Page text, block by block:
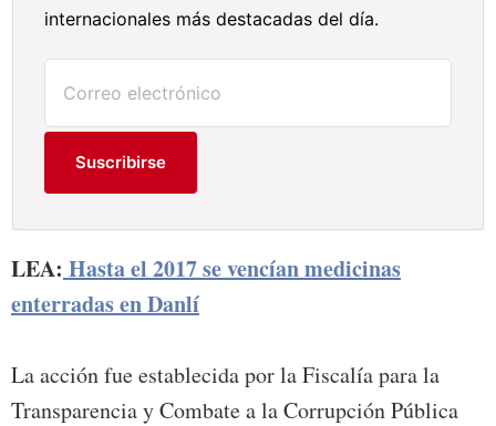
internacionales más destacadas del día.
Suscribirse
LEA: Hasta el 2017 se vencían medicinas
enterradas en Danlí
La acción fue establecida por la Fiscalía para la
Transparencia y Combate a la Corrupción Pública